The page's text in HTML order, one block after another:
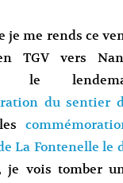
je me rends ce
TGV vers
le
du sentier
La Fontenelle le
je vois tomber